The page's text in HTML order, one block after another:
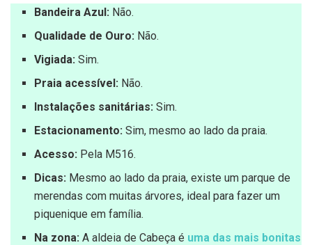
Bandeira Azul: Não.
Qualidade de Ouro: Não.
Vigiada: Sim.
Praia acessível: Não.
Instalações sanitárias:Sim.
Estacionamento: Sim, mesmo ao lado da praia.
Acesso: Pela M516.
Dicas: Mesmo ao lado da praia, existe um parque de
merendas com muitas árvores, ideal para fazer um
piquenique em família.
Na zona: A aldeia de Cabeça é uma das mais bonitas